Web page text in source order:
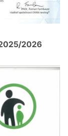
2025/2026